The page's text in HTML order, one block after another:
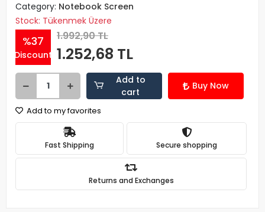
Category: Notebook Screen
Stock: Tükenmek Üzere
%37
Discount
1.992,90 TL
1.252,68 TL
Add to
cart
Buy Now
Add to my favorites
Fast Shipping Secure shopping
Returns and Exchanges